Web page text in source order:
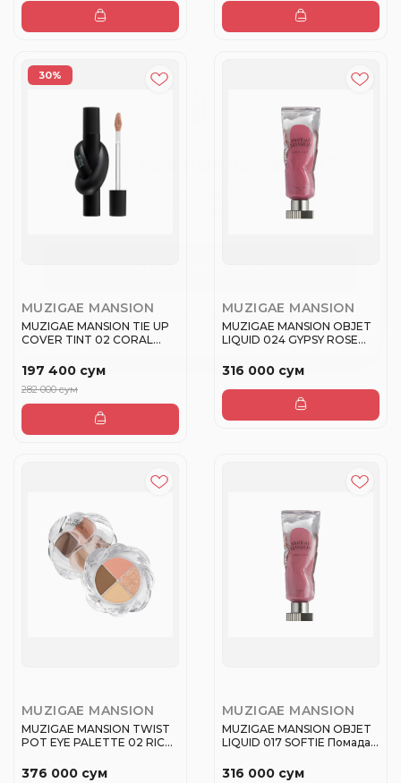
Открыть в приложении?
Для лучшего опыта откройте эту страницу в
30%
MUZIGAE MANSION
MUZIGAE MANSION TIE UP
COVER TINT 02 CORAL
197 400 сум
282 000 сум
MUZIGAE MANSION
MUZIGAE MANSION OBJET
LIQUID 024 GYPSY ROSE
316 000 сум
MUZIGAE MANSION
MUZIGAE MANSION TWIST
POT EYE PALETTE 02 RICH
376 000 сум
MUZIGAE MANSION
MUZIGAE MANSION OBJET
LIQUID 017 SOFTIE Помада
316 000 сум